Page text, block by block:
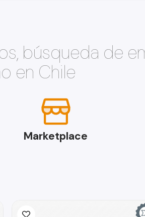
búsqueda de
en Chile
Marketplace